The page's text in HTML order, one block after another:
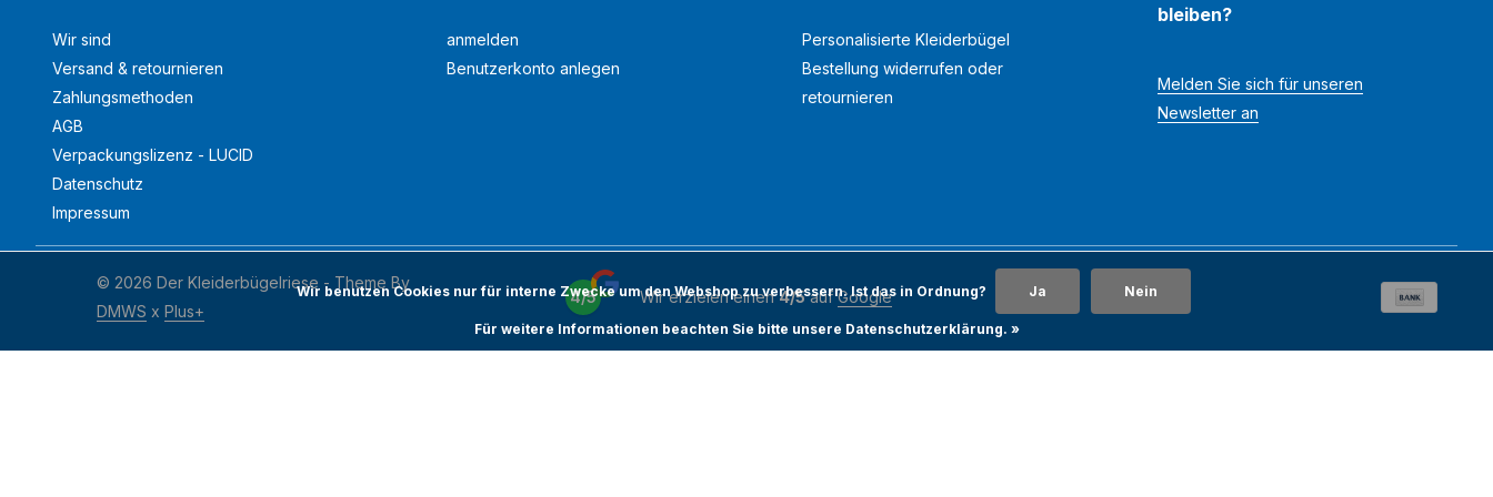
Wir sind
Versand & retournieren
Zahlungsmethoden
AGB
Verpackungslizenz - LUCID
Datenschutz
Impressum
anmelden
Benutzerkonto anlegen
Personalisierte Kleiderbügel
Bestellung widerrufen oder
retournieren
bleiben?
Melden Sie sich für unseren
Newsletter an
© 2026 Der Kleiderbügelriese - Theme By
DMWS xPlus+
4/5 Wir erzielen einen4/5aufGoogle
Wir benutzen Cookies nur für interne Zwecke um den Webshop zu verbessern. Ist das in Ordnung? Ja Nein
Für weitere Informationen beachten Sie bitte unsere Datenschutzerklärung. »